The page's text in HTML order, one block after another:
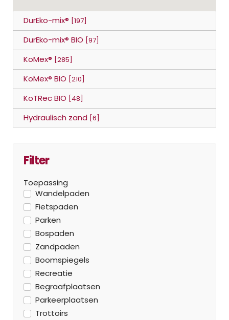
DurEko-mix® [197]
DurEko-mix® BIO [97]
KoMex® [285]
KoMex® BIO [210]
KoTRec BIO [48]
Hydraulisch zand [6]
Filter
Toepassing
Wandelpaden
Fietspaden
Parken
Bospaden
Zandpaden
Boomspiegels
Recreatie
Begraafplaatsen
Parkeerplaatsen
Trottoirs